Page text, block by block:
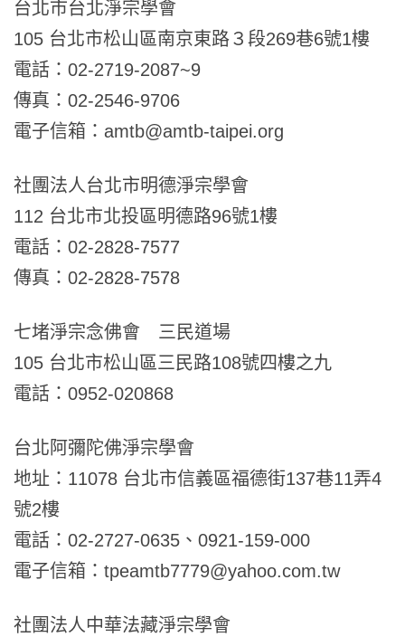
台北市台北淨宗學會
105 台北市松山區南京東路３段269巷6號1樓
電話：02-2719-2087~9
傳真：02-2546-9706
電子信箱：amtb@amtb-taipei.org
社團法人台北市明德淨宗學會
112 台北市北投區明德路96號1樓
電話：02-2828-7577
傳真：02-2828-7578
七堵淨宗念佛會 三民道場
105 台北市松山區三民路108號四樓之九
電話：0952-020868
台北阿彌陀佛淨宗學會
地址：11078 台北市信義區福德街137巷11弄4
號2樓
電話：02-2727-0635、0921-159-000
電子信箱：tpeamtb7779@yahoo.com.tw
社團法人中華法藏淨宗學會